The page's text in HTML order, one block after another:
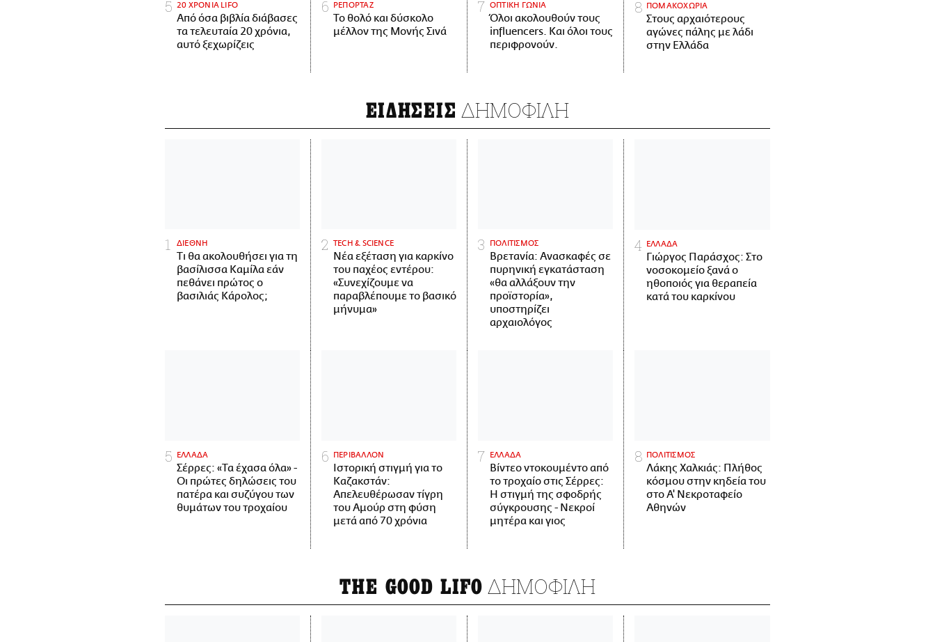
20 ΧΡΟΝΙΑ LIFO
Από όσα βιβλία διάβασες
τα τελευταία 20 χρόνια,
αυτό ξεχωρίζεις
ΡΕΠΟΡΤΑΖ
Το θολό και δύσκολο
μέλλον της Μονής Σινά
ΟΠΤΙΚΗ ΓΩΝΙΑ
Όλοι ακολουθούν τους
influencers. Και όλοι τους
περιφρονούν.
ΠΟΜΑΚΟΧΩΡΙΑ
Στους αρχαιότερους
αγώνες πάλης με λάδι
στην Ελλάδα
ΕΙΔΗΣΕΙΣ ΔΗΜΟΦΙΛΗ
ΔΙΕΘΝΗ
Τι θα ακολουθήσει για τη
βασίλισσα Καμίλα εάν
πεθάνει πρώτος ο
βασιλιάς Κάρολος;
ΤECH & SCIENCE
Νέα εξέταση για καρκίνο
του παχέος εντέρου:
«Συνεχίζουμε να
παραβλέπουμε το βασικό
μήνυμα»
ΠΟΛΙΤΙΣΜΟΣ
Βρετανία: Ανασκαφές σε
πυρηνική εγκατάσταση
«θα αλλάξουν την
προϊστορία»,
υποστηρίζει
αρχαιολόγος
ΕΛΛΑΔΑ
Γιώργος Παράσχος: Στο
νοσοκομείο ξανά ο
ηθοποιός για θεραπεία
κατά του καρκίνου
ΕΛΛΑΔΑ
Σέρρες: «Τα έχασα όλα» -
Οι πρώτες δηλώσεις του
πατέρα και συζύγου των
θυμάτων του τροχαίου
ΠΕΡΙΒΑΛΛΟΝ
Ιστορική στιγμή για το
Καζακστάν:
Απελευθέρωσαν τίγρη
του Αμούρ στη φύση
μετά από 70 χρόνια
ΕΛΛΑΔΑ
Βίντεο ντοκουμέντο από
το τροχαίο στις Σέρρες:
Η στιγμή της σφοδρής
σύγκρουσης - Νεκροί
μητέρα και γιος
ΠΟΛΙΤΙΣΜΟΣ
Λάκης Χαλκιάς: Πλήθος
κόσμου στην κηδεία του
στο Α' Νεκροταφείο
Αθηνών
THE GOOD LIFO ΔΗΜΟΦΙΛΗ